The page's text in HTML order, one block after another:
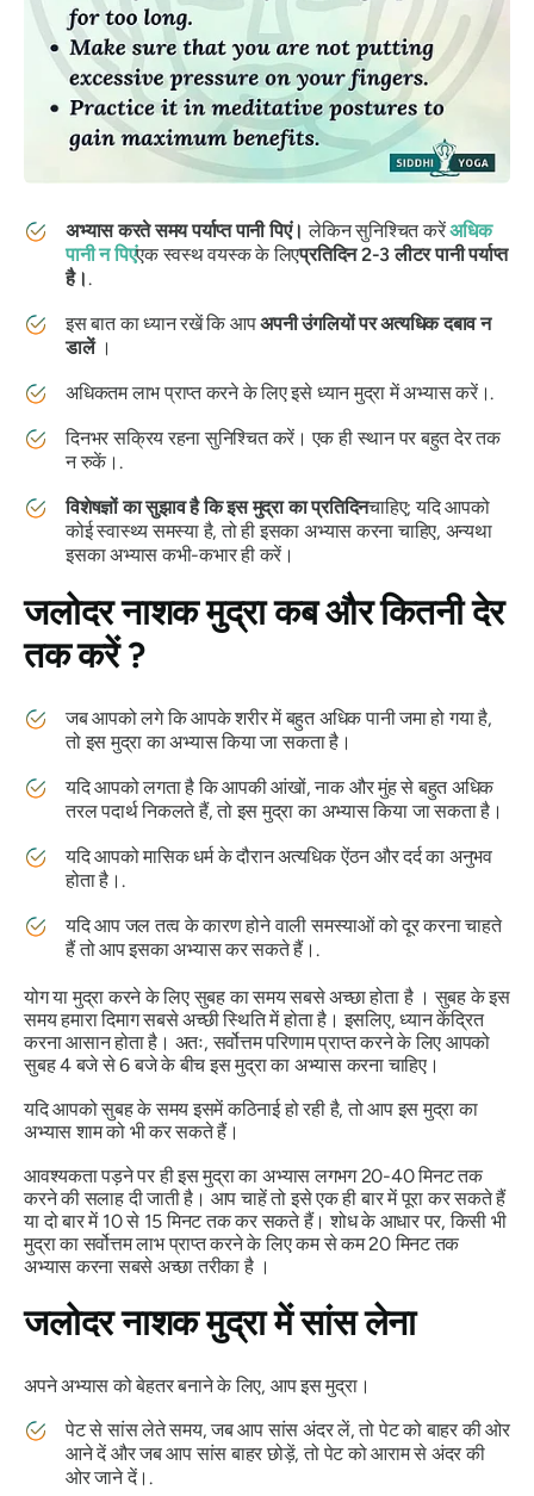
अभ्यास करते समय पर्याप्त पानी पिएं। लेकिन सुनिश्चित करेंअधिक
पानी न पिएंएक स्वस्थ वयस्क के लिएप्रतिदिन 2-3 लीटर पानी पर्याप्त
है।.
इस बात का ध्यान रखें कि आपअपनी उंगलियों पर अत्यधिक दबावन
डालें।
अधिकतम लाभ प्राप्त करने के लिए इसे ध्यान मुद्रा में अभ्यास करें।.
दिनभर सक्रिय रहना सुनिश्चित करें। एक ही स्थान पर बहुत देर तक
न रुकें।.
विशेषज्ञों का सुझाव है कि इसमुद्रा काप्रतिदिनचाहिए; यदि आपको
कोई स्वास्थ्य समस्या है, तो ही इसका अभ्यास करना चाहिए, अन्यथा
इसका अभ्यास कभी-कभार ही करें।
जलोदरनाशकमुद्राकब और कितनी देर
तक करें ?
जब आपको लगे कि आपके शरीर में बहुत अधिक पानी जमा हो गया है,
तो इसमुद्रा काअभ्यास किया जा सकता है।
यदि आपको लगता है कि आपकी आंखों, नाक और मुंह से बहुत अधिक
तरल पदार्थ निकलते हैं, तो इसमुद्रा काअभ्यास किया जा सकता है।
यदि आपको मासिक धर्म के दौरान अत्यधिक ऐंठन और दर्द का अनुभव
होता है।.
यदि आप जल तत्व के कारण होने वाली समस्याओं को दूर करना चाहते
हैं तो आप इसका अभ्यास कर सकते हैं।.
योग यामुद्राकरने के लिए सुबह का समय सबसे अच्छा होता है । सुबह के इस
समय हमारा दिमाग सबसे अच्छी स्थिति में होता है। इसलिए, ध्यान केंद्रित
करना आसान होता है। अतः, सर्वोत्तम परिणाम प्राप्त करने के लिए आपको
सुबह 4 बजे से 6 बजे के बीच इसमुद्रा का अभ्यास करना चाहिए।
यदि आपको सुबह के समय इसमें कठिनाई हो रही है, तो आप इसमुद्रा का
अभ्यासशाम को भी कर सकते हैं।
आवश्यकता पड़ने पर ही इसमुद्रा का अभ्यास लगभग 20-40 मिनट तक
करने की सलाह दी जाती है। आप चाहें तो इसे एक ही बार में पूरा कर सकते हैं
या दो बार में 10 से 15 मिनट तक कर सकते हैं। शोध के आधार पर, किसी भी
मुद्राका सर्वोत्तम लाभ प्राप्त करने के लिए कम से कम 20 मिनट तक
अभ्यास करना सबसे अच्छा तरीका है ।
जलोदरनाशकमुद्रामें सांस लेना
अपने अभ्यास को बेहतर बनाने के लिए, आप इसमुद्रा।
पेट से सांस लेते समय, जब आप सांस अंदर लें, तो पेट को बाहर की ओर
आने दें और जब आप सांस बाहर छोड़ें, तो पेट को आराम से अंदर की
ओर जाने दें।.